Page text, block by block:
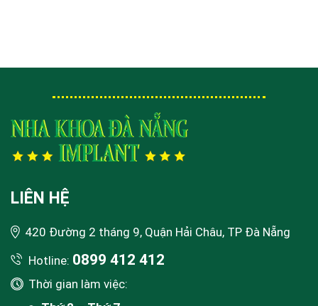
LIÊN HỆ
420 Đường 2 tháng 9, Quận Hải Châu, TP Đà Nẵng
Hotline: 0899 412 412
Thời gian làm việc: